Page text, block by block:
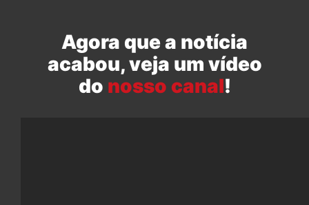
Agora que a notícia
acabou, veja um vídeo
do nosso canal!